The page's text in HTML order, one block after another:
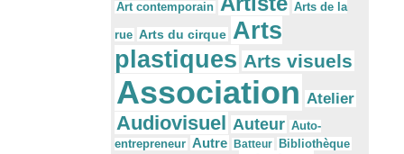
Art contemporain Arts de la
rue Arts du cirque Arts
plastiques Arts visuels
Association Atelier
Audiovisuel Auteur Auto-
entrepreneur Autre Batteur Bibliothèque